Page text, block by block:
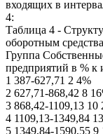
входящих в
4:
Таблица 4 -
оборотным
Группа
предприятий в % к
1 387-627,71 2 4%
2 627,71-868,42 8
3 868,42-1109,13 10
4 1109,13-1349,84
5 1349,84-1590,55 9